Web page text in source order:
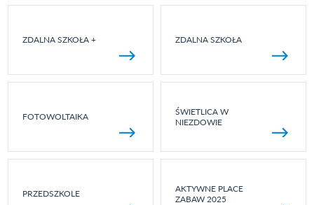
ZDALNA SZKOŁA + ZDALNA SZKOŁA
FOTOWOLTAIKA
ŚWIETLICA W
NIEZDOWIE
PRZEDSZKOLE
AKTYWNE PLACE
ZABAW 2025